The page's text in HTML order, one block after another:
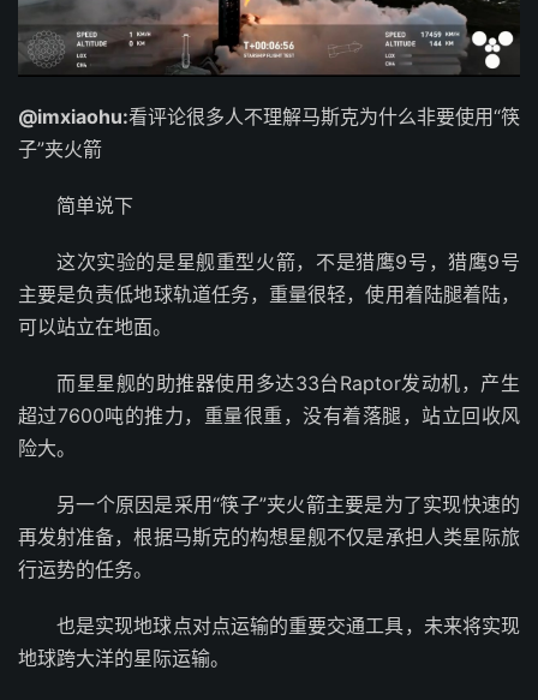
@imxiaohu:看评论很多人不理解马斯克为什么非要使用“筷
子”夹火箭
简单说下
这次实验的是星舰重型火箭，不是猎鹰9号，猎鹰9号
主要是负责低地球轨道任务，重量很轻，使用着陆腿着陆，
可以站立在地面。
而星星舰的助推器使用多达33台Raptor发动机，产生
超过7600吨的推力，重量很重，没有着落腿，站立回收风
险大。
另一个原因是采用“筷子”夹火箭主要是为了实现快速的
再发射准备，根据马斯克的构想星舰不仅是承担人类星际旅
行运势的任务。
也是实现地球点对点运输的重要交通工具，未来将实现
地球跨大洋的星际运输。